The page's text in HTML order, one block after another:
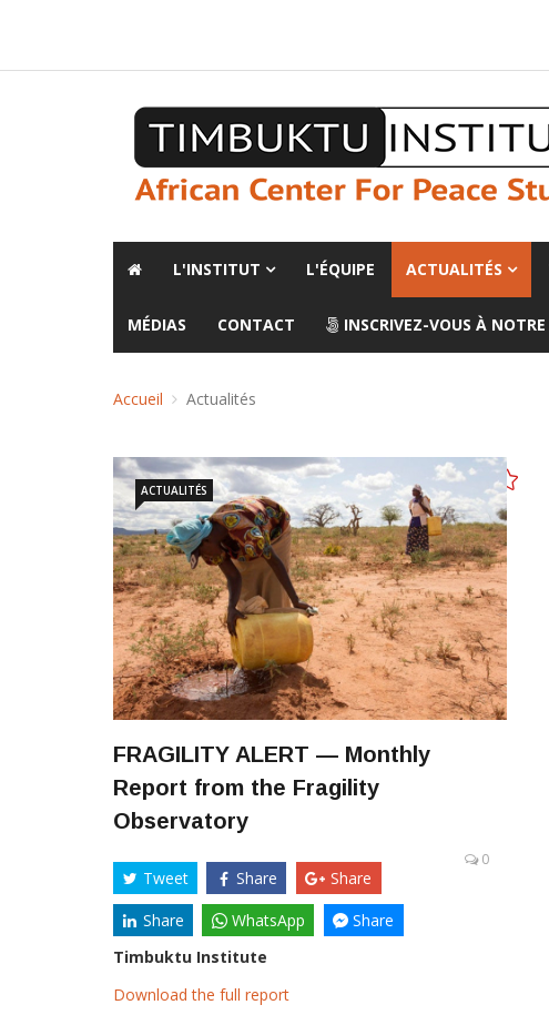
L'INSTITUT L'ÉQUIPE ACTUALITÉS
MÉDIAS CONTACT INSCRIVEZ-VOUS À
Accueil Actualités
ACTUALITÉS
FRAGILITY ALERT — Monthly
Report from the Fragility
Observatory
0
Tweet Share
Share
Share
WhatsApp
Share
Timbuktu Institute
Download the full report